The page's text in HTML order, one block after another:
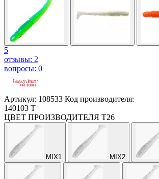
5
отзывы: 2
вопросы: 0
Артикул: 108533 Код производителя:
140103 T
ЦВЕТ ПРОИЗВОДИТЕЛЯ Т26
MIX1 MIX2